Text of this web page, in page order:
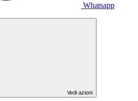
Whatsapp
Vedi azioni